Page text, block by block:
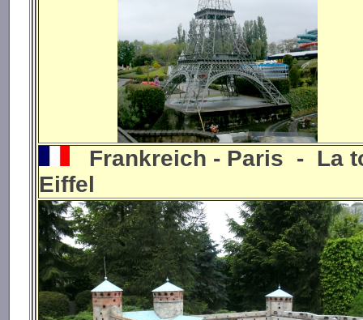
Frankreich - Paris - La
Eiffel